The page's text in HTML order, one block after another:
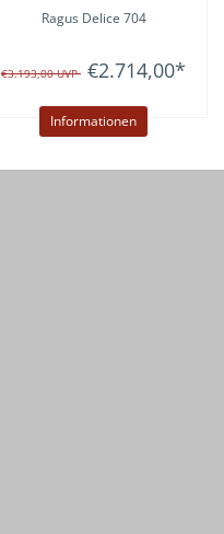
Ragus Delice 704
€3.193,00UVP €2.714,00*
Informationen